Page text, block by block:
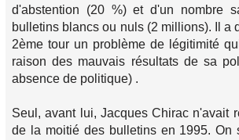
d'abstention (20 %) et d'un nombre
bulletins blancs ou nuls (2 millions). Il a
2ème tour un problème de légitimité
raison des mauvais résultats de sa
absence de politique) .
Seul, avant lui, Jacques Chirac n'avait
de la moitié des bulletins en 1995. On